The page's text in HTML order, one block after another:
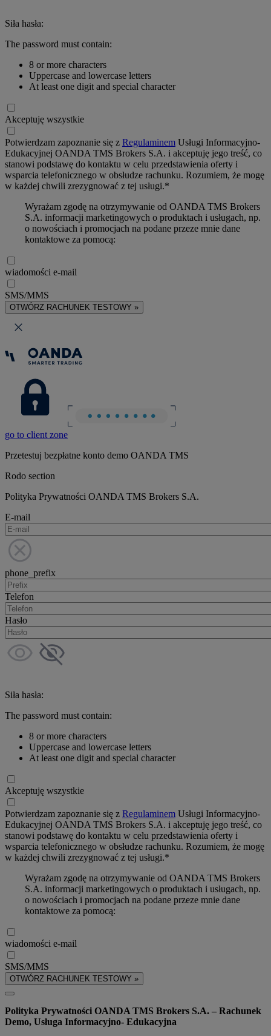
Siła hasła:
The password must contain:
8 or more characters
Uppercase and lowercase letters
At least one digit and special character
Akceptuję wszystkie
Potwierdzam zapoznanie się z Regulaminem Usługi Informacyjno-
Edukacyjnej OANDA TMS Brokers S.A. i akceptuję jego treść, co
stanowi podstawę do kontaktu w celu przedstawienia oferty i
wsparcia telefonicznego w obsłudze rachunku. Rozumiem, że mogę
w każdej chwili zrezygnować z tej usługi.*
Wyrażam zgodę na otrzymywanie od OANDA TMS Brokers
S.A. informacji marketingowych o produktach i usługach, np.
o nowościach i promocjach na podane przeze mnie dane
kontaktowe za pomocą:
wiadomości e-mail
SMS/MMS
OTWÓRZ RACHUNEK TESTOWY »
go to client zone
Przetestuj bezpłatne konto demo OANDA TMS
Rodo section
Polityka Prywatności OANDA TMS Brokers S.A.
E-mail
phone_prefix
Telefon
Hasło
Siła hasła:
The password must contain:
8 or more characters
Uppercase and lowercase letters
At least one digit and special character
Akceptuję wszystkie
Potwierdzam zapoznanie się z Regulaminem Usługi Informacyjno-
Edukacyjnej OANDA TMS Brokers S.A. i akceptuję jego treść, co
stanowi podstawę do kontaktu w celu przedstawienia oferty i
wsparcia telefonicznego w obsłudze rachunku. Rozumiem, że mogę
w każdej chwili zrezygnować z tej usługi.*
Wyrażam zgodę na otrzymywanie od OANDA TMS Brokers
S.A. informacji marketingowych o produktach i usługach, np.
o nowościach i promocjach na podane przeze mnie dane
kontaktowe za pomocą:
wiadomości e-mail
SMS/MMS
OTWÓRZ RACHUNEK TESTOWY »
Polityka Prywatności OANDA TMS Brokers S.A. – Rachunek
Demo, Usługa Informacyjno- Edukacyjna